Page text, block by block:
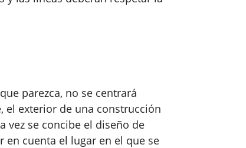
parezca, no se centrará
el exterior de una construcción
vez se concibe el diseño de
cuenta el lugar en el que se